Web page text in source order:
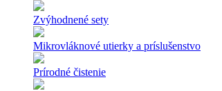
Zvýhodnené sety
Mikrovláknové utierky a príslušenstvo
Prírodné čistenie